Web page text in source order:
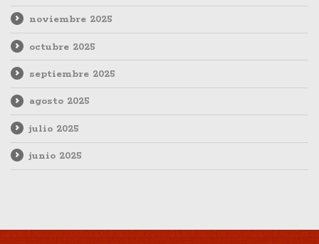
noviembre 2025
octubre 2025
septiembre 2025
agosto 2025
julio 2025
junio 2025